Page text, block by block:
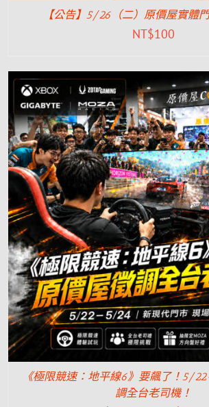
【公告】5/26（二）原價屋實體
NT$100
《極限競速：地平線6》要飆了！5/
調全台老司機！